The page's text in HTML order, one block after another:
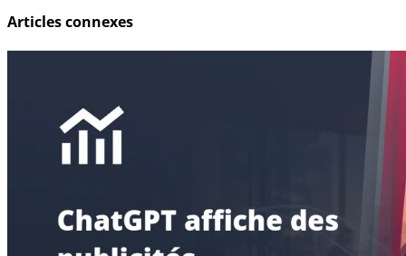
Articles connexes